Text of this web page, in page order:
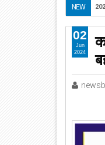
NEW
02
Jun
2024